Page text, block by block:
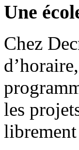
Une
Chez
les
librement